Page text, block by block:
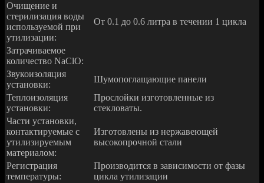
Очищение и
стерилизация воды
используемой при
утилизации:
От 0.1 до 0.6 литра в течении 1 цикла
Затрачиваемое
количество NaClO:
Звукоизоляция
установки:
Шумопоглащающие панели
Теплоизоляция
установки:
Прослойки изготовленные из
стекловаты.
Части установки,
контактируемые с
утилизируемым
материалом:
Изготовлены из нержавеющей
высокопрочной стали
Регистрация
температуры:
Производится в зависимости от фазы
цикла утилизации